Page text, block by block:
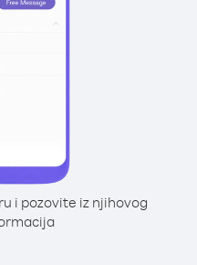
i pozovite iz njihovog